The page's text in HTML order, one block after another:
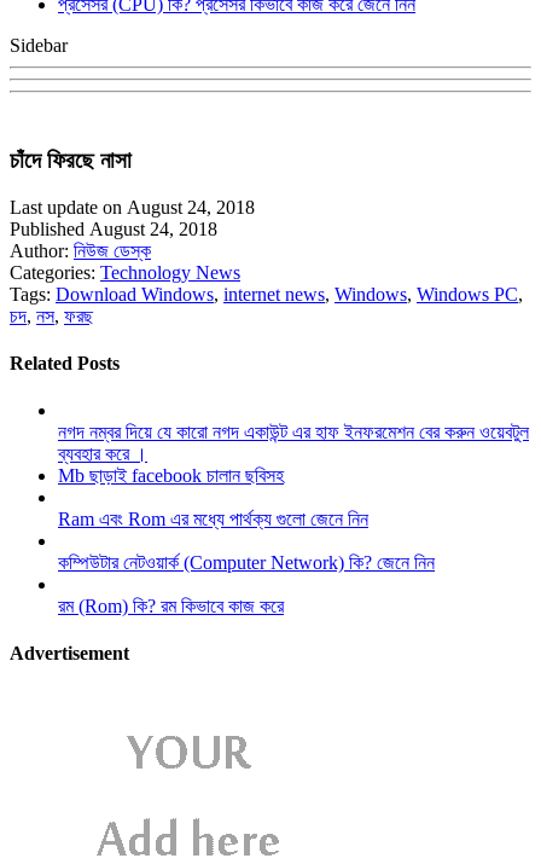
প্রসেসর (CPU) কি? প্রসেসর কিভাবে কাজ করে জেনে নিন
Sidebar
চাঁদে ফিরছে নাসা
Last update on August 24, 2018
Published August 24, 2018
Author: নিউজ ডেস্ক
Categories: Technology News
Tags: Download Windows, internet news, Windows, Windows PC,
চদ, নস, ফরছ
Related Posts
নগদ নম্বর দিয়ে যে কারো নগদ একাউন্ট এর হাফ ইনফরমেশন বের করুন ওয়েবটুল
ব্যবহার করে ।
Mb ছাড়াই facebook চালান ছবিসহ
Ram এবং Rom এর মধ্যে পার্থক্য গুলো জেনে নিন
কম্পিউটার নেটওয়ার্ক (Computer Network) কি? জেনে নিন
রম (Rom) কি? রম কিভাবে কাজ করে
Advertisement